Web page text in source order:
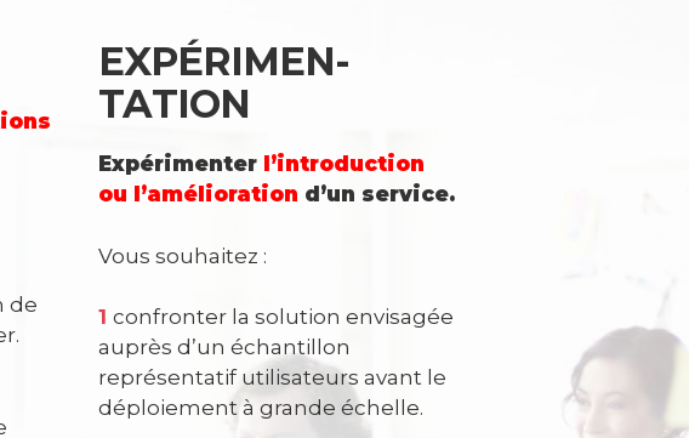
de
EXPÉRIMEN­
TATION
Expérimenter l’introduction
ou l’amélioration d’un service.
Vous souhaitez :
1confronter la solution envisagée
auprès d’un échantillon
représentatif utilisateurs avant le
déploiement à grande échelle.